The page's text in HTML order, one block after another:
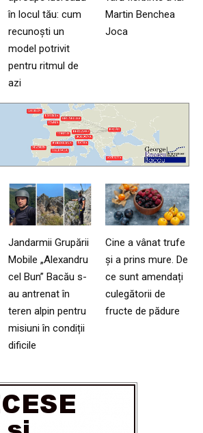
în locul tău: cum
recunoști un
model potrivit
pentru ritmul de
azi
Martin Benchea
Joca
Jandarmii Grupării
Mobile „Alexandru
cel Bun” Bacău s-
au antrenat în
teren alpin pentru
misiuni în condiții
dificile
Cine a vânat trufe
și a prins mure. De
ce sunt amendați
culegătorii de
fructe de pădure